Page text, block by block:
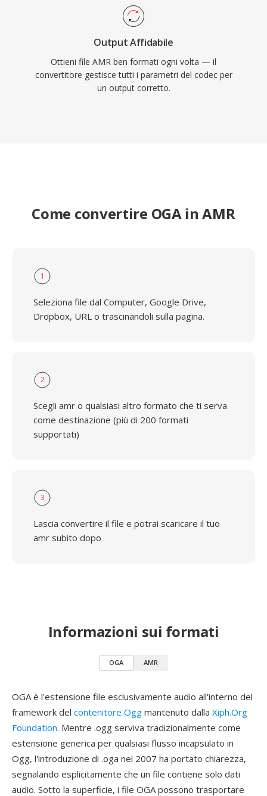
Output Affidabile
Ottieni file AMR ben formati ogni volta — il
convertitore gestisce tutti i parametri del codec per
un output corretto.
Come convertire OGA in AMR
1
Seleziona file dal Computer, Google Drive,
Dropbox, URL o trascinandoli sulla pagina.
2
Scegli amr o qualsiasi altro formato che ti serva
come destinazione (più di 200 formati
supportati)
3
Lascia convertire il file e potrai scaricare il tuo
amr subito dopo
Informazioni sui formati
OGA AMR
OGA è l'estensione file esclusivamente audio all'interno del
framework del contenitore Ogg mantenuto dalla Xiph.Org
Foundation. Mentre .ogg serviva tradizionalmente come
estensione generica per qualsiasi flusso incapsulato in
Ogg, l'introduzione di .oga nel 2007 ha portato chiarezza,
segnalando esplicitamente che un file contiene solo dati
audio. Sotto la superficie, i file OGA possono trasportare